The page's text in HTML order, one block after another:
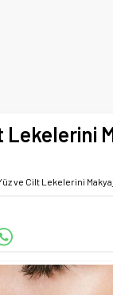
Lekelerini
ve Cilt Lekelerini